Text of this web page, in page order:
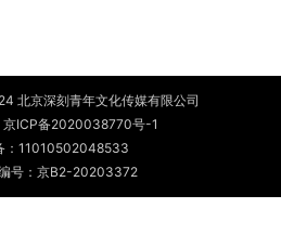
北京深刻青年文化传媒有限公司
京ICP备2020038770号-1
11010502048533
号：京B2-20203372